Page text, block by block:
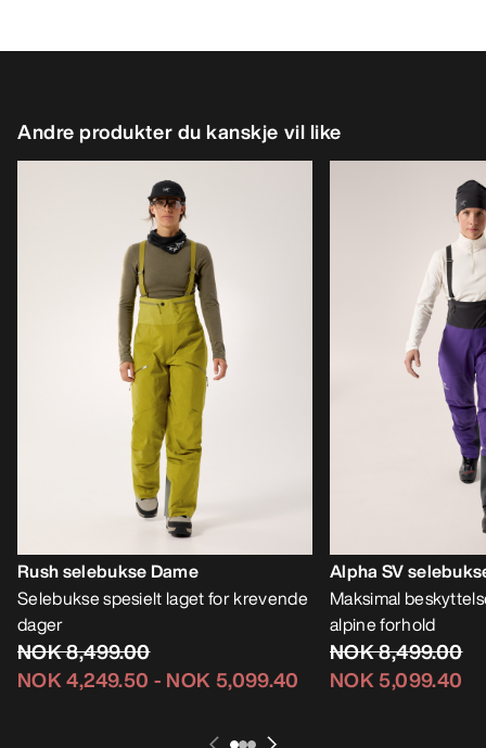
Andre produkter du kanskje vil like
Rush selebukse Dame
Selebukse spesielt laget for krevende
dager
NOK 8,499.00
NOK 4,249.50 - NOK 5,099.40
Alpha SV
Maksimal
alpine forhold
NOK 8,499.00
NOK 5,099.40